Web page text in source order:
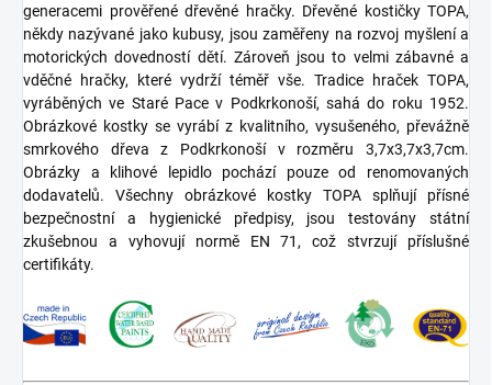
generacemi prověřené dřevěné hračky. Dřevěné kostičky TOPA,
někdy nazývané jako kubusy, jsou zaměřeny na rozvoj myšlení a
motorických dovedností dětí. Zároveň jsou to velmi zábavné a
vděčné hračky, které vydrží téměř vše. Tradice hraček TOPA,
vyráběných ve Staré Pace v Podkrkonoší, sahá do roku 1952.
Obrázkové kostky se vyrábí z kvalitního, vysušeného, převážně
smrkového dřeva z Podkrkonoší v rozměru 3,7x3,7x3,7cm.
Obrázky a klihové lepidlo pochází pouze od renomovaných
dodavatelů. Všechny obrázkové kostky TOPA splňují přísné
bezpečnostní a hygienické předpisy, jsou testovány státní
zkušebnou a vyhovují normě EN 71, což stvrzují příslušné
certifikáty.